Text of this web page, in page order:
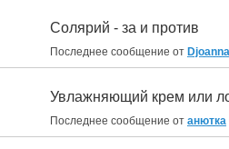
Солярий - за и против
Последнее сообщение от Djoanna
Увлажняющий крем или
Последнее сообщение от анютка